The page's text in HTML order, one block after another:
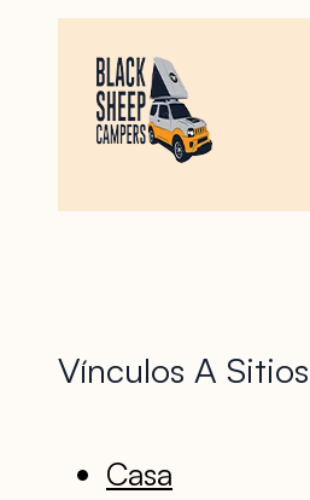
Vínculos A Sitios
Casa